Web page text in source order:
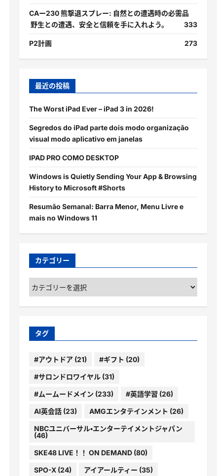
CAー230 熊撃退スプレー: 自然との遭遇時の必需品
野生との遭遇、安全と信頼を手に入れよう。
333
P2計画 273
最近の投稿
The Worst iPad Ever – iPad 3 in 2026!
Segredos do iPad parte dois modo organização
visual modo aplicativo em janelas
IPAD PRO COMO DESKTOP
Windows is Quietly Sending Your App & Browsing
History to Microsoft #Shorts
Resumão Semanal: Barra Menor, Menu Livre e
mais no Windows 11
カテゴリー
カ
テ
ゴ
ー
タグ
#アウトドア(21) #ギフト (20)
#サロンドロワイヤル(31)
#ムームードメイン (233) #英語学習 (26)
AI英会話(23) AMGエンタテインメント (26)
NBCユニバーサル・エンターテイメントジャパン
(46)
SKE48 LIVE！！ ON DEMAND(80)
SPO-X(24) アイアールティー (35)